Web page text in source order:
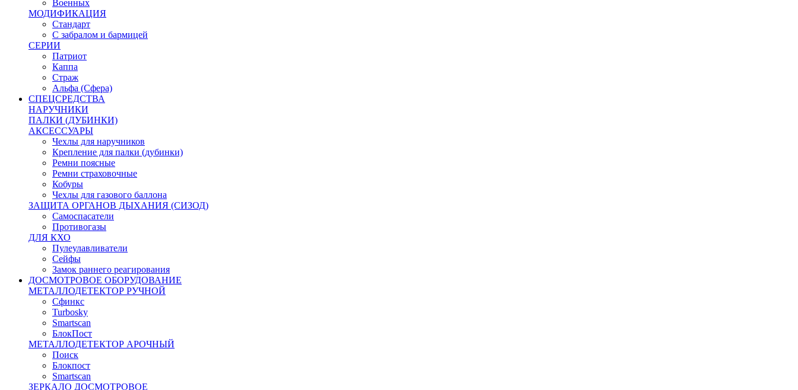
Военных
МОДИФИКАЦИЯ
Стандарт
С забралом и бармицей
СЕРИИ
Патриот
Каппа
Страж
Альфа (Сфера)
СПЕЦСРЕДСТВА
НАРУЧНИКИ
ПАЛКИ (ДУБИНКИ)
АКСЕССУАРЫ
Чехлы для наручников
Крепление для палки (дубинки)
Ремни поясные
Ремни страховочные
Кобуры
Чехлы для газового баллона
ЗАЩИТА ОРГАНОВ ДЫХАНИЯ (СИЗОД)
Самоспасатели
Противогазы
ДЛЯ КХО
Пулеулавливатели
Сейфы
Замок раннего реагирования
ДОСМОТРОВОЕ ОБОРУДОВАНИЕ
МЕТАЛЛОДЕТЕКТОР РУЧНОЙ
Сфинкс
Turbosky
Smartscan
БлокПост
МЕТАЛЛОДЕТЕКТОР АРОЧНЫЙ
Поиск
Блокпост
Smartscan
ЗЕРКАЛО ДОСМОТРОВОЕ